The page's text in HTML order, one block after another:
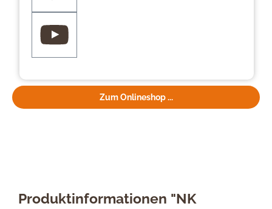
Zum Onlineshop ...
Produktinformationen "NK